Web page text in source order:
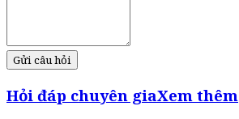
Gửi câu hỏi
Hỏi đáp chuyên giaXem thêm